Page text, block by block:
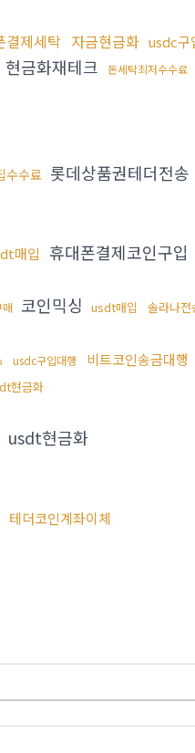
결제세탁 자금현금화 usdc구
현금화재테크 돈세탁최저수수료
수수료 롯데상품권테더전송
매입 휴대폰결제코인구입
매 코인믹싱 usdt매입 솔라나전
usdc구입대행 비트코인송금대행
현금화
usdt현금화
테더코인계좌이체